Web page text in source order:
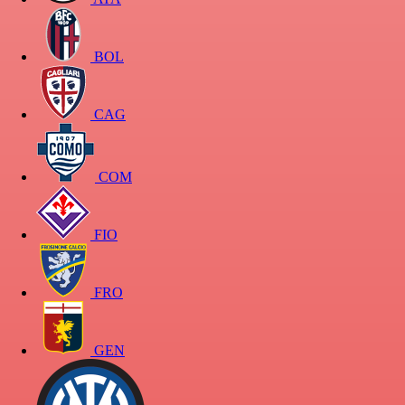
BOL
CAG
COM
FIO
FRO
GEN